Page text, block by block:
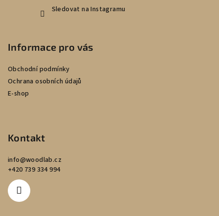
Sledovat na Instagramu
Informace pro vás
Obchodní podmínky
Ochrana osobních údajů
E-shop
Kontakt
info@woodlab.cz
+420 739 334 994